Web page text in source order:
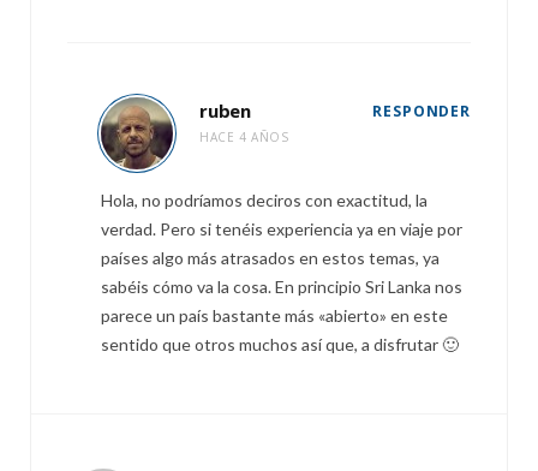
ruben
HACE 4 AÑOS
RESPONDER
Hola, no podríamos deciros con exactitud, la
verdad. Pero si tenéis experiencia ya en viaje por
países algo más atrasados en estos temas, ya
sabéis cómo va la cosa. En principio Sri Lanka nos
parece un país bastante más «abierto» en este
sentido que otros muchos así que, a disfrutar 🙂